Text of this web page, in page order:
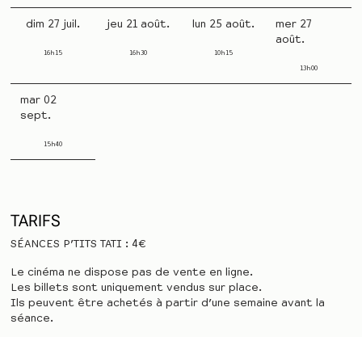
dim 27 juil.
16h15
jeu 21 août.
16h30
lun 25 août.
10h15
mer 27
août.
13h00
mar 02
sept.
15h40
TARIFS
SÉANCES P’TITS TATI : 4€
Le cinéma ne dispose pas de vente en ligne.
Les billets sont uniquement vendus sur place.
Ils peuvent être achetés à partir d’une semaine avant la
séance.